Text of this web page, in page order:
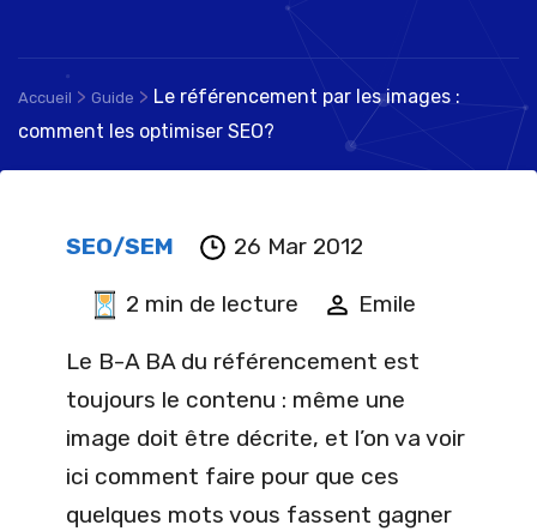
Accueil > Guide > Le référencement par les images :
comment les optimiser SEO?
SEO/SEM 26 Mar 2012
2 min de lecture Emile
Le B-A BA du référencement est
toujours le contenu : même une
image doit être décrite, et l’on va voir
ici comment faire pour que ces
quelques mots vous fassent gagner